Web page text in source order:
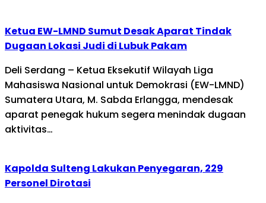
Ketua EW-LMND Sumut Desak Aparat Tindak
Dugaan Lokasi Judi di Lubuk Pakam
Deli Serdang – Ketua Eksekutif Wilayah Liga
Mahasiswa Nasional untuk Demokrasi (EW-LMND)
Sumatera Utara, M. Sabda Erlangga, mendesak
aparat penegak hukum segera menindak dugaan
aktivitas…
Kapolda Sulteng Lakukan Penyegaran, 229
Personel Dirotasi